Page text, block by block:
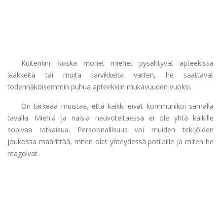
Kuitenkin, koska monet miehet pysähtyvät apteekissa
lääkkeitä tai muita tarvikkeita varten, he saattavat
todennäköisemmin puhua apteekkiin mukavuuden vuoksi.
On tärkeää muistaa, että kaikki eivät kommunikoi samalla
tavalla. Miehiä ja naisia ​​neuvoteltaessa ei ole yhtä kaikille
sopivaa ratkaisua. Persoonallisuus voi muiden tekijöiden
joukossa määrittää, miten olet yhteydessä potilaille ja miten he
reagoivat.